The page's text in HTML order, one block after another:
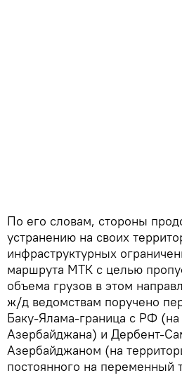
По его словам, стороны
устранению на своих
инфраструктурных
маршрута МТК с целью
объема грузов в этом
ж/д ведомствам поручено
Баку-Ялама-граница с РФ (на
Азербайджана) и Дербент-
Азербайджаном (на
постоянного на переменный